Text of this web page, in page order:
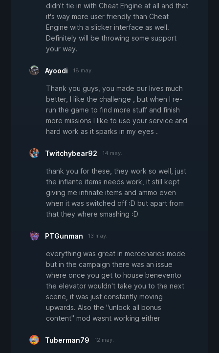
didn't tie in with Cheat Engine at all and that
it's way more user friendly than Cheat
Engine with a slicker interface as well.
Definitely will be throwing some support
your way.
Ayoodi 18 may.
Thank you guys, you made our lives much
better, I like the challenge , but when I re-
run the game to find more stuff and finish
more missions I like to use your service and
hard work as it sparks in my eyes .
Twitchybear92 14 may.
thank you for these, they work so well, just
the infiante items needs work, it still kept
giving me infinate items and ammo even
when it was switched off :D but apart from
that they where smashing :D
PTGunman 13 may.
everything was great in mercenaries mode
but in the campaign there was an issue
where once you get to house benevento
the elevator wouldn't take you to the next
scene, it was just constantly moving
upwards. Also the "unlock all bonus
content" mod wasnt working either
Tuberman79 12 may.